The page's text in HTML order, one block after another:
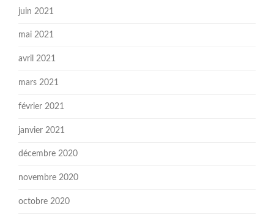
juin 2021
mai 2021
avril 2021
mars 2021
février 2021
janvier 2021
décembre 2020
novembre 2020
octobre 2020